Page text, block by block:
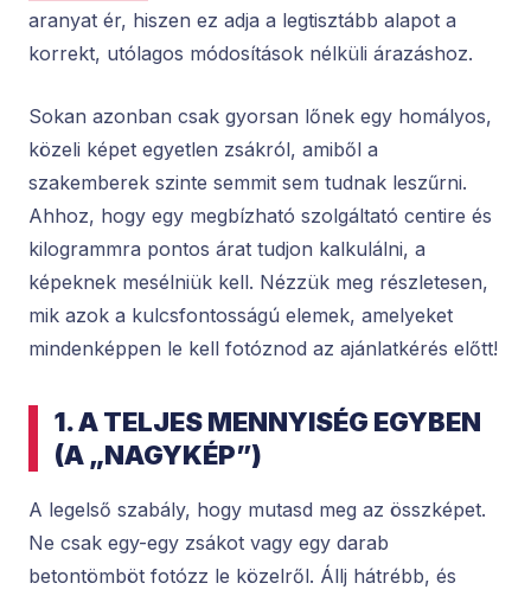
aranyat ér, hiszen ez adja a legtisztább alapot a
korrekt, utólagos módosítások nélküli árazáshoz.
Sokan azonban csak gyorsan lőnek egy homályos,
közeli képet egyetlen zsákról, amiből a
szakemberek szinte semmit sem tudnak leszűrni.
Ahhoz, hogy egy megbízható szolgáltató centire és
kilogrammra pontos árat tudjon kalkulálni, a
képeknek mesélniük kell. Nézzük meg részletesen,
mik azok a kulcsfontosságú elemek, amelyeket
mindenképpen le kell fotóznod az ajánlatkérés előtt!
1. A TELJES MENNYISÉG EGYBEN
(A „NAGYKÉP”)
A legelső szabály, hogy mutasd meg az összképet.
Ne csak egy-egy zsákot vagy egy darab
betontömböt fotózz le közelről. Állj hátrébb, és